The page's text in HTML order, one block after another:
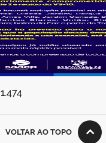
1.474
VOLTAR AO TOPO